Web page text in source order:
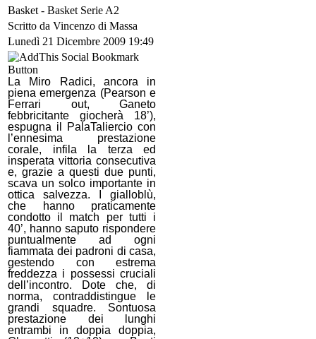
Basket - Basket Serie A2
Scritto da Vincenzo di Massa
Lunedì 21 Dicembre 2009 19:49
La Miro Radici, ancora in
piena emergenza (Pearson e
Ferrari out, Ganeto
febbricitante giocherà 18’),
espugna il PalaTaliercio con
l’ennesima prestazione
corale, infila la terza ed
insperata vittoria consecutiva
e, grazie a questi due punti,
scava un solco importante in
ottica salvezza. I gialloblù,
che hanno praticamente
condotto il match per tutti i
40’, hanno saputo rispondere
puntualmente ad ogni
fiammata dei padroni di casa,
gestendo con estrema
freddezza i possessi cruciali
dell’incontro. Dote che, di
norma, contraddistingue le
grandi squadre. Sontuosa
prestazione dei lunghi
entrambi in doppia doppia,